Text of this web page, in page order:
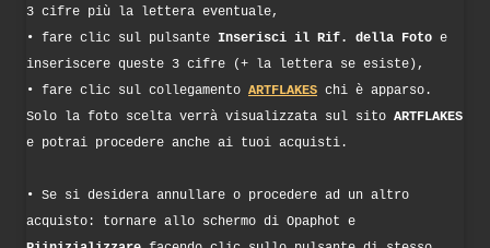
3 cifre più la lettera eventuale,
• fare clic sul pulsante Inserisci il Rif. della Foto e
inseriscere queste 3 cifre (+ la lettera se esiste),
• fare clic sul collegamento ARTFLAKES chi è apparso.
Solo la foto scelta verrà visualizzata sul sito ARTFLAKES
e potrai procedere anche ai tuoi acquisti.
• Se si desidera annullare o procedere ad un altro
acquisto: tornare allo schermo di Opaphot e